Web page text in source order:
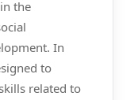
the
In
to
related to